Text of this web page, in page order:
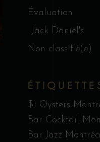
Évaluation
Jack Daniel's
Non classifié(e)
$1 Oysters
Bar Cocktail
Bar Jazz